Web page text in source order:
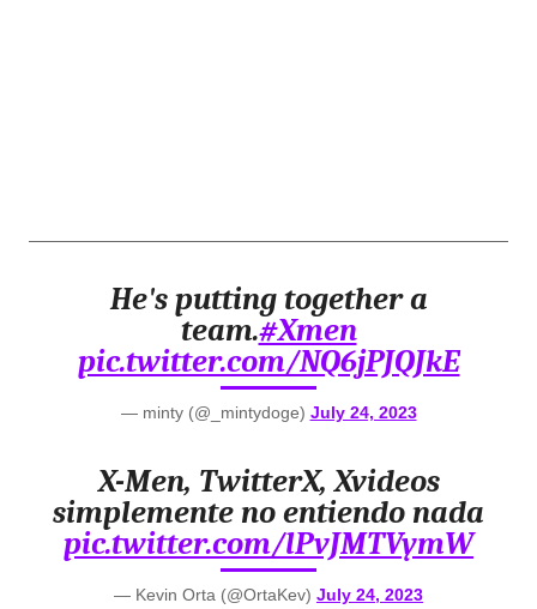
He's putting together a
team.#Xmen
pic.twitter.com/NQ6jPJQJkE
— minty (@_mintydoge) July 24, 2023
X-Men, TwitterX, Xvideos
simplemente no entiendo nada
pic.twitter.com/lPvJMTVymW
— Kevin Orta (@OrtaKev) July 24, 2023